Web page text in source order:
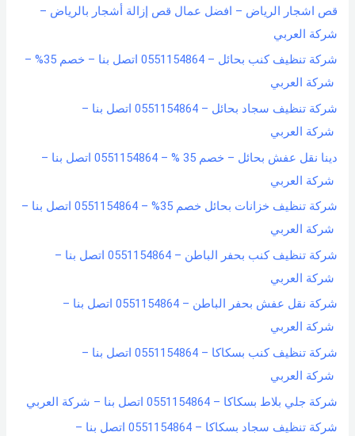
قص اشجار الرياض – افضل عمال قص إزالة أشجار بالرياض –
شركة العربي
شركة تنظيف كنب بحائل – 0551154864 اتصل بنا – خصم 35% –
شركة العربي
شركة تنظيف سجاد بحائل – 0551154864 اتصل بنا –
شركة العربي
دينا نقل عفش بحائل – خصم 35 % – 0551154864 اتصل بنا –
شركة العربي
شركة تنظيف خزانات بحائل خصم 35% – 0551154864 اتصل بنا –
شركة العربي
شركة تنظيف كنب بحفر الباطن – 0551154864 اتصل بنا –
شركة العربي
شركة نقل عفش بحفر الباطن – 0551154864 اتصل بنا –
شركة العربي
شركة تنظيف كنب بسكاكا – 0551154864 اتصل بنا –
شركة العربي
شركة جلي بلاط بسكاكا – 0551154864 اتصل بنا – شركة العربي
شركة تنظيف سجاد بسكاكا – 0551154864 اتصل بنا –